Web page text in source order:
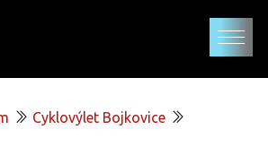
Cyklovýlet Bojkovice